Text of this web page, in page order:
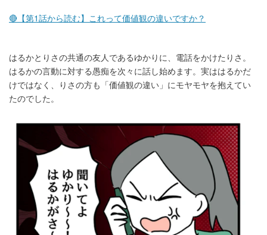
🔴【第1話から読む】これって価値観の違いですか？
はるかとりさの共通の友人であるゆかりに、電話をかけたりさ。
はるかの言動に対する愚痴を次々に話し始めます。実ははるかだ
けではなく、りさの方も「価値観の違い」にモヤモヤを抱えてい
たのでした。